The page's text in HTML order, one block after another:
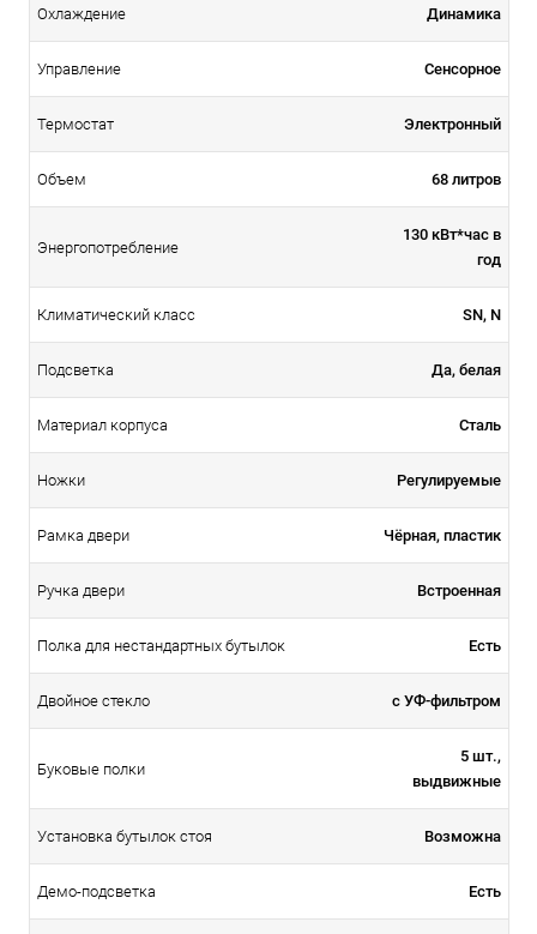
Охлаждение Динамика
Управление Сенсорное
Термостат Электронный
Объем 68 литров
Энергопотребление
130 кВт*час в
год
Климатический класс SN, N
Подсветка Да, белая
Материал корпуса Сталь
Ножки Регулируемые
Рамка двери Чёрная, пластик
Ручка двери Встроенная
Полка для нестандартных бутылок Есть
Двойное стекло с УФ-фильтром
Буковые полки
5 шт.,
выдвижные
Установка бутылок стоя Возможна
Демо-подсветка Есть